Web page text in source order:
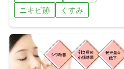
ニキビ跡
くすみ